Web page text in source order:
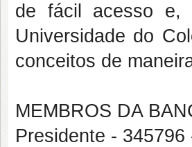
de fácil acesso e,
Universidade do
conceitos de
MEMBROS DA
Presidente -